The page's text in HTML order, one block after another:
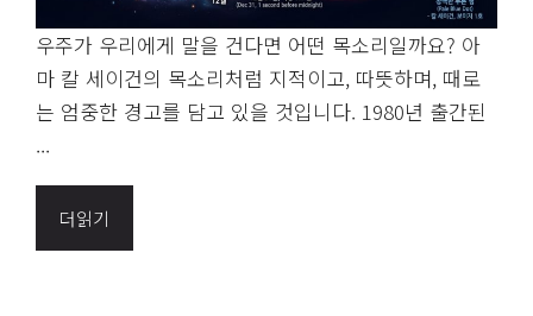
우주가 우리에게 말을 건다면 어떤 목소리일까요? 아
마 칼 세이건의 목소리처럼 지적이고, 따뜻하며, 때로
는 엄중한 경고를 담고 있을 것입니다. 1980년 출간된
...
더읽기